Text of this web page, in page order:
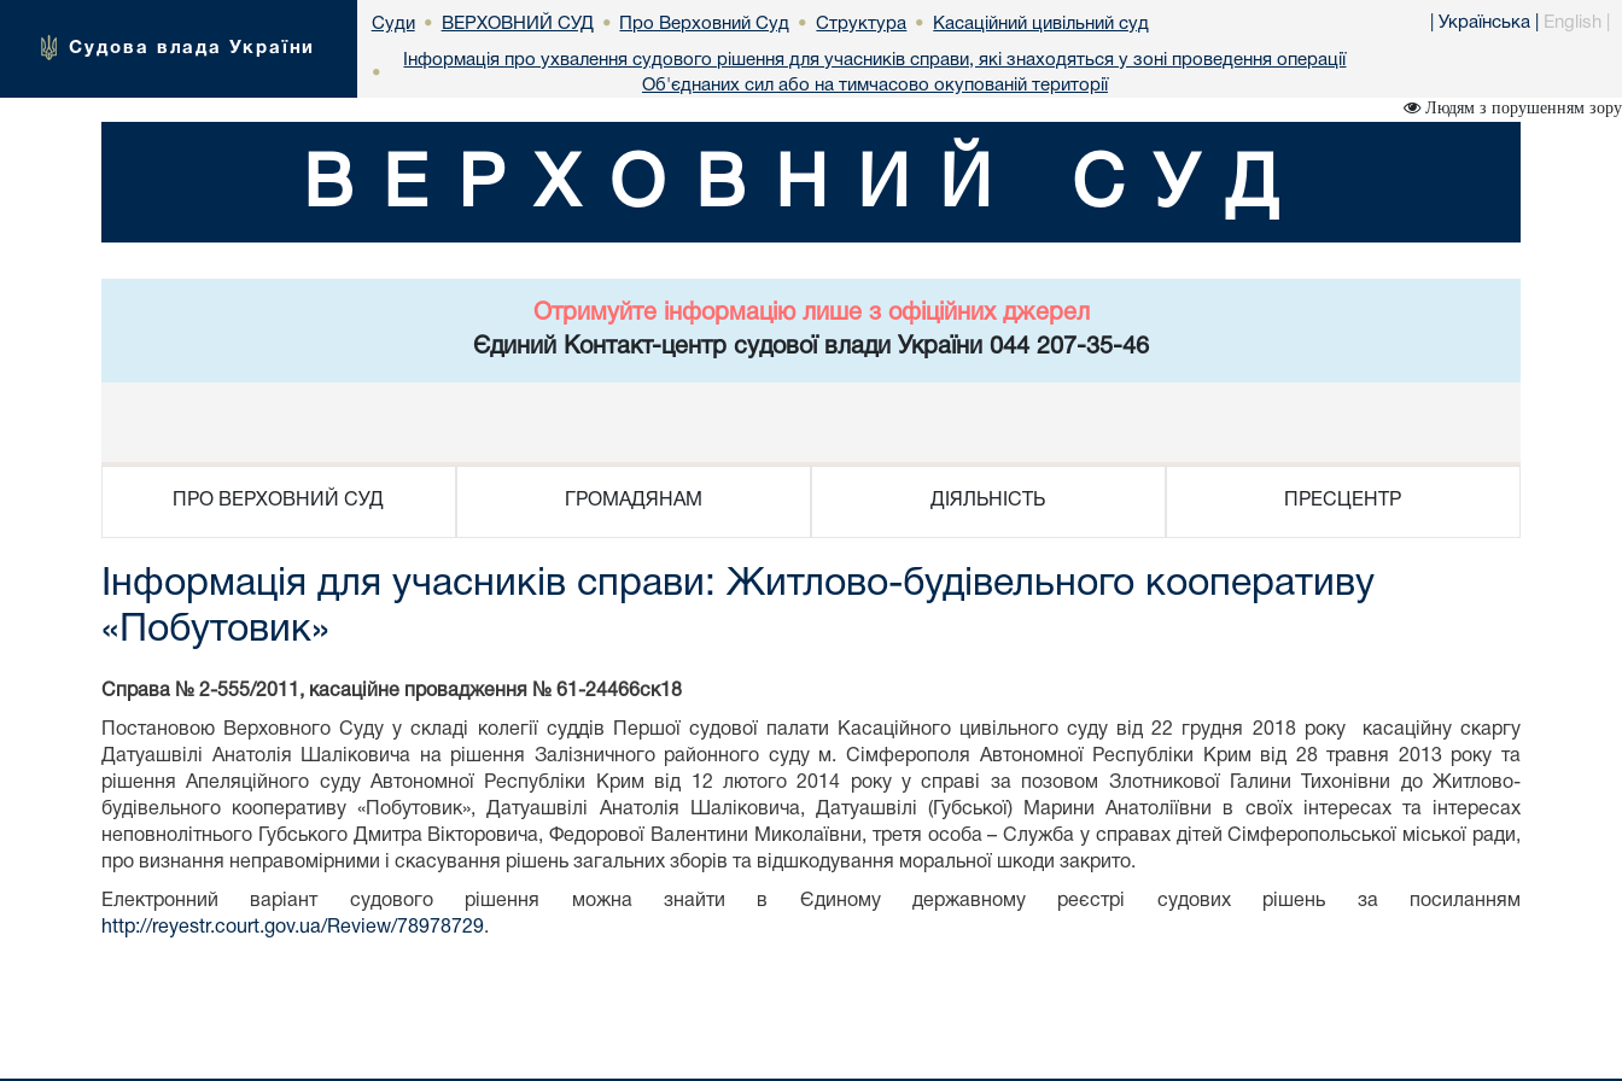
Судова влада України
Суди • ВЕРХОВНИЙ СУД • Про Верховний Суд • Структура • Касаційний цивільний суд
•
Інформація про ухвалення судового рішення для учасників справи, які знаходяться у зоні проведення операції
Об'єднаних сил або на тимчасово окупованій території
Українська English
Людям з порушенням зору
ВЕРХОВНИЙ СУД
Отримуйте інформацію лише з офіційних джерел
Єдиний Контакт-центр судової влади України 044 207-35-46
ПРО ВЕРХОВНИЙ СУД ГРОМАДЯНАМ ДІЯЛЬНІСТЬ ПРЕСЦЕНТР
Інформація для учасників справи: Житлово-будівельного кооперативу
«Побутовик»
Справа № 2-555/2011 , касаційне провадження № 61-24466ск18
Постановою Верховного Суду у складі колегії суддів Першої судової палати Касаційного цивільного суду від 22 грудня 2018 року касаційну скаргу
Датуашвілі Анатолія Шаліковича на рішення Залізничного районного суду м. Сімферополя Автономної Республіки Крим від 28 травня 2013 року та
рішення Апеляційного суду Автономної Республіки Крим від 12 лютого 2014 року у справі за позовом Злотникової Галини Тихонівни до Житлово-
будівельного кооперативу «Побутовик», Датуашвілі Анатолія Шаліковича, Датуашвілі (Губської) Марини Анатоліївни в своїх інтересах та інтересах
неповнолітнього Губського Дмитра Вікторовича, Федорової Валентини Миколаївни, третя особа – Служба у справах дітей Сімферопольської міської ради,
про визнання неправомірними і скасування рішень загальних зборів та відшкодування моральної шкоди закрито.
Електронний варіант судового рішення можна знайти в Єдиному державному реєстрі судових рішень за посиланням
http://reyestr.court.gov.ua/Review/78978729.